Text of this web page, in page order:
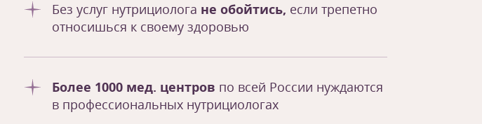
Без услуг нутрициолога не обойтись, если трепетно
относишься к своему здоровью
Более 1000 мед. центров по всей России нуждаются
в профессиональных нутрициологах